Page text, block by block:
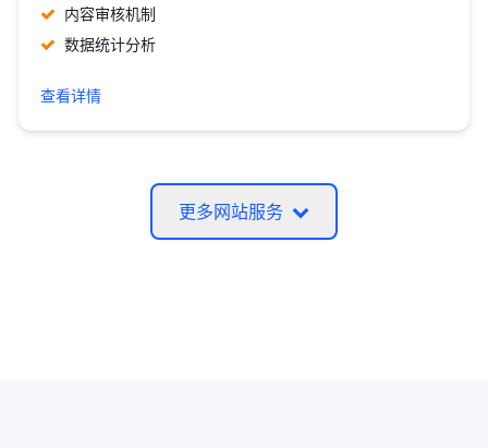
内容审核机制
数据统计分析
查看详情
更多网站服务